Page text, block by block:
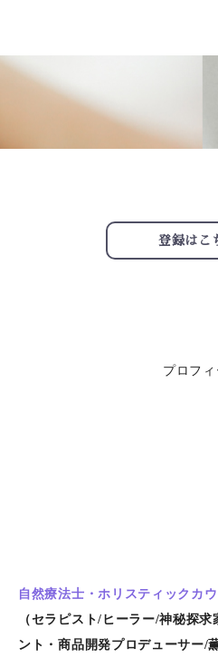
登録はこ
プロフ
自然療法士・ホリスティックカ
（セラピスト/ヒーラー/神秘探
ント・商品開発プロデューサー/